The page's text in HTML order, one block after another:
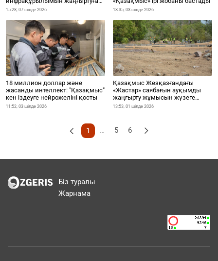
2,4 млрд теңге бағыттады
15:28, 07 шілде 2026 18:35, 03 шілде 2026
18 миллион доллар және
жасанды интеллект: "Қазақмыс"
кен іздеуге нейрожеліні қосты
11:52, 03 шілде 2026
Қазақмыс Жезқазғандағы
«Жастар» саябағын ауқымды
жаңғырту жұмысын жүзеге
асыруда
13:53, 01 шілде 2026
1 … 5 6
Біз туралы
Жарнама